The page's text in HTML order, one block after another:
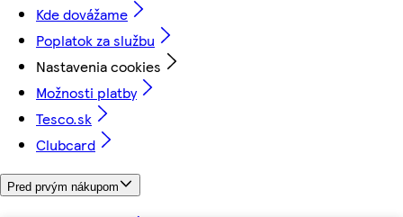
Kde dovážame
Poplatok za službu
Nastavenia cookies
Možnosti platby
Tesco.sk
Clubcard
Pred prvým nákupom